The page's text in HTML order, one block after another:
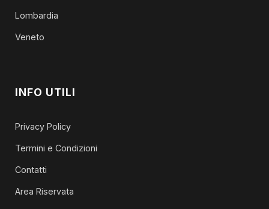
Lombardia
Veneto
INFO UTILI
Privacy Policy
Termini e Condizioni
Contatti
Area Riservata